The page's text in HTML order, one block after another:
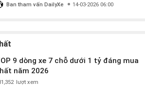
Ban tham vấn DailyXe 14-03-2026 06:00
9 dòng xe 7 chỗ dưới 1 tỷ đáng mua
năm 2026
lượt xem